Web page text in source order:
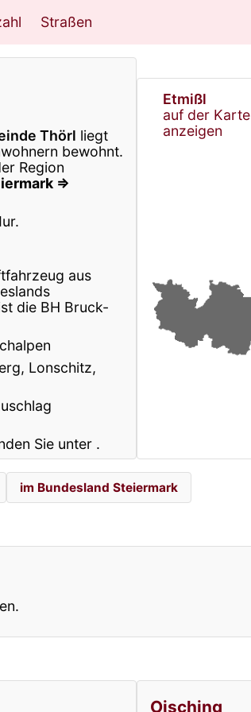
Straßen
Thörl liegt
bewohnt.
Region
⇒
aus
die BH Bruck-
Lonschitz,
Sie unter .
Etmißl
auf der Karte
anzeigen
im Bundesland Steiermark
Oisching